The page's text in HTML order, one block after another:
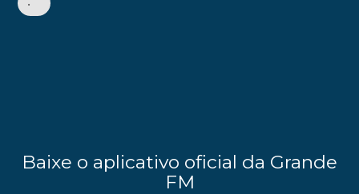
•
Baixe o aplicativo oficial da Grande
FM